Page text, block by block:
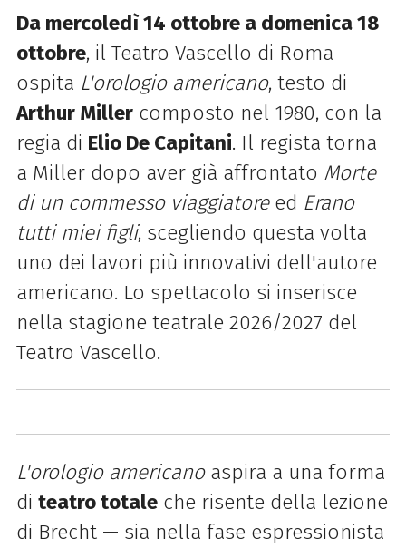
Da mercoledì 14 ottobre a domenica 18
ottobre, il Teatro Vascello di Roma
ospita L'orologio americano, testo di
Arthur Millercomposto nel 1980, con la
regia di Elio De Capitani. Il regista torna
a Miller dopo aver già affrontato Morte
di un commesso viaggiatoreed Erano
tutti miei figli, scegliendo questa volta
uno dei lavori più innovativi dell'autore
americano. Lo spettacolo si inserisce
nella stagione teatrale 2026/2027 del
Teatro Vascello.
L'orologio americanoaspira a una forma
di teatro totaleche risente della lezione
di Brecht — sia nella fase espressionista